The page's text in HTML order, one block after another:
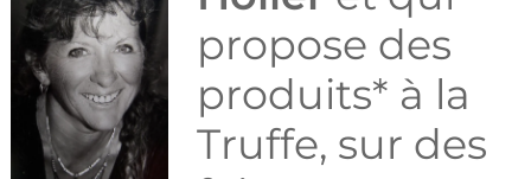
propose des
produits* à la
Truffe, sur des